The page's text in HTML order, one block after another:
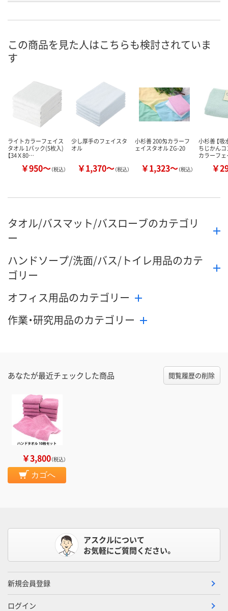
8月27日（木）まで
カゴへ カゴへ カ
この商品を見た人はこちらも検討されていま
す
ライトカラーフェイス
タオル 1パック(5枚入)
【34Ｘ80…
￥950～（税込）
少し厚手のフェイスタ
オル
￥1,370～（税込）
小杉善 200匁カラーフ
ェイスタオル ZG-20
￥1,323～（税込）
小杉善 【吸
ちじかん
カラーフ
￥
タオル/バスマット/バスローブのカテゴリ
ー
ハンドソープ/洗面/バス/トイレ用品のカテ
ゴリー
オフィス用品のカテゴリー
作業・研究用品のカテゴリー
あなたが最近チェックした商品 閲覧履歴の削除
￥3,800（税込）
カゴへ
アスクルについて
お気軽にご質問ください。
新規会員登録
ログイン